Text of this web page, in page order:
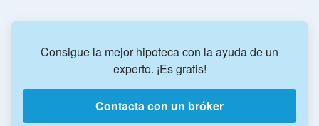
Consigue la mejor hipoteca con la ayuda de un
experto. ¡Es gratis!
Contacta con un bróker